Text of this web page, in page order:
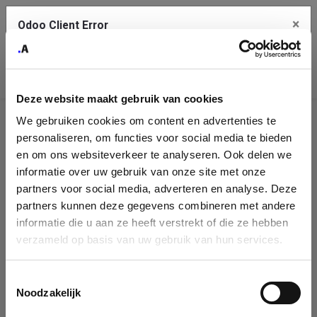
Deze website maakt gebruik van cookies
We gebruiken cookies om content en advertenties te
personaliseren, om functies voor social media te bieden
en om ons websiteverkeer te analyseren. Ook delen we
informatie over uw gebruik van onze site met onze
partners voor social media, adverteren en analyse. Deze
partners kunnen deze gegevens combineren met andere
informatie die u aan ze heeft verstrekt of die ze hebben
verzameld op basis van uw gebruik van hun services.
Noodzakelijk
Company
Identification
Please fill in your company details
You can search a company in our database by name, VAT or
enterprise ID. When a company is selected it will auto-complete the
form. If you don't find your company in our database, you can create
Odoo Client Error ×
service.
See details
Ok